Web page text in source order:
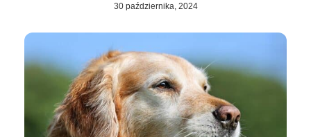
30 października, 2024